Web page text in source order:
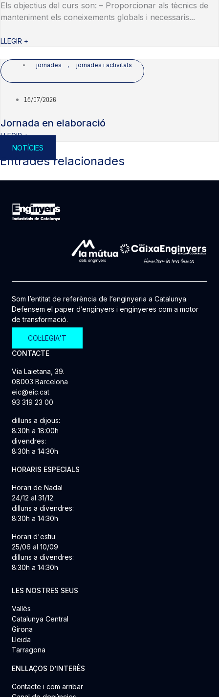
Els objectius del curs son: – Proporcionar als tècnics de
manteniment els coneixements globals i necessaris...
LLEGIR +
jornades , jornades i activitats
15/07/2026
Jornada en elaboració
LLEGIR +
NOTÍCIES
Entrades relacionades
Som l’entitat de referència de l’enginyeria a Catalunya.
Defensem el paper d’enginyers i enginyeres com a motor
de transformació.
COL·LEGIA'T
CONTACTE
Via Laietana, 39.
08003 Barcelona
eic@eic.cat
93 319 23 00
dilluns a dijous:
8:30h a 18:00h
divendres:
8:30h a 14:30h
HORARIS ESPECIALS
Horari de Nadal
24/12 al 31/12
dilluns a divendres:
8:30h a 14:30h
Horari d'estiu
25/06 al 10/09
dilluns a divendres:
8:30h a 14:30h
LES NOSTRES SEUS
Vallès
Catalunya Central
Girona
Lleida
Tarragona
ENLLAÇOS D’INTERÈS
Contacte i com arribar